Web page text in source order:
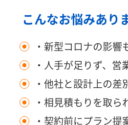
こんなお悩みあり
・新型コロナの影
・人手が足りず、
・他社と設計上の
・相見積もりを取
・契約前にプラン